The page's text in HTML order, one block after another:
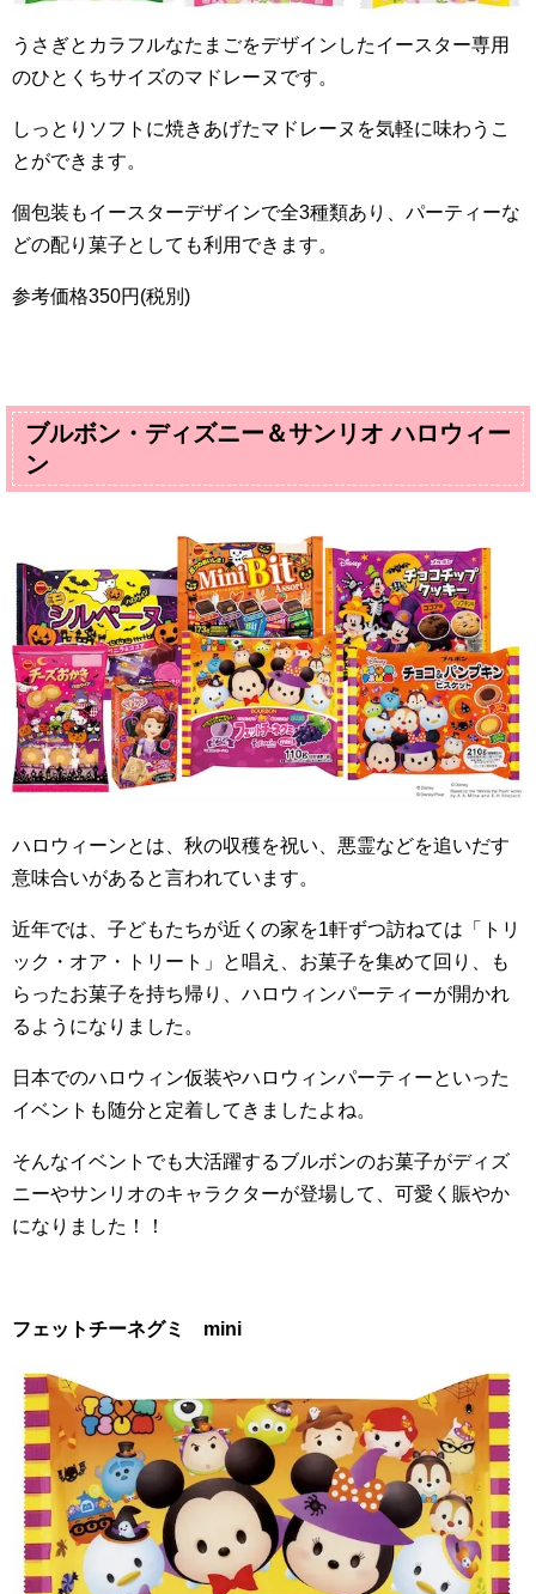
うさぎとカラフルなたまごをデザインしたイースター専用
のひとくちサイズのマドレーヌです。
しっとりソフトに焼きあげたマドレーヌを気軽に味わうこ
とができます。
個包装もイースターデザインで全3種類あり、パーティーな
どの配り菓子としても利用できます。
参考価格350円(税別)
ブルボン・ディズニー＆サンリオ ハロウィー
ン
ハロウィーンとは、秋の収穫を祝い、悪霊などを追いだす
意味合いがあると言われています。
近年では、子どもたちが近くの家を1軒ずつ訪ねては「トリ
ック・オア・トリート」と唱え、お菓子を集めて回り、も
らったお菓子を持ち帰り、ハロウィンパーティーが開かれ
るようになりました。
日本でのハロウィン仮装やハロウィンパーティーといった
イベントも随分と定着してきましたよね。
そんなイベントでも大活躍するブルボンのお菓子がディズ
ニーやサンリオのキャラクターが登場して、可愛く賑やか
になりました！！
フェットチーネグミ mini